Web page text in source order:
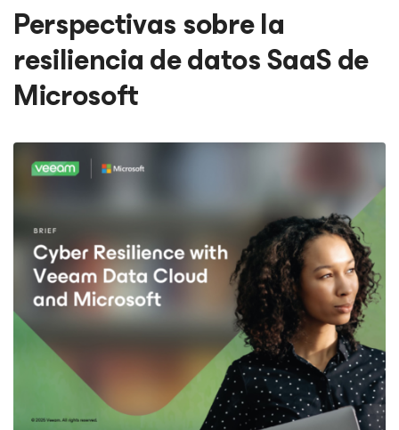
Perspectivas sobre la
resiliencia de datos SaaS de
Microsoft